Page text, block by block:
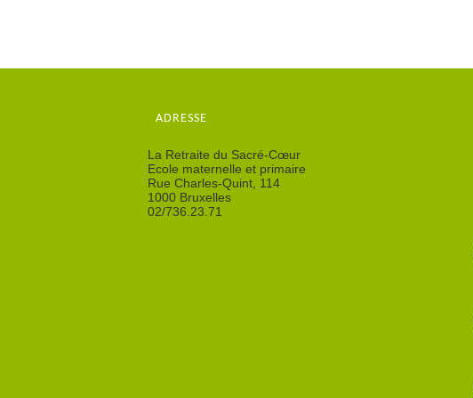
ADRESSE
La Retraite du Sacré-Cœur
Ecole maternelle et primaire
Rue Charles-Quint, 114
1000 Bruxelles
02/736.23.71